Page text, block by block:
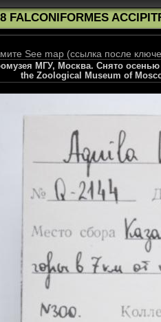
FALCONIFORMES
See map (ссылка после
МГУ, Москва. Снято
the Zoological Museum of